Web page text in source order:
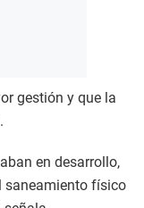
gestión y que la
en desarrollo,
saneamiento físico